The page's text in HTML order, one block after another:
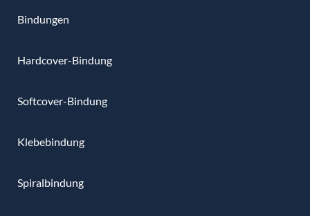
Bindungen
Hardcover-Bindung
Softcover-Bindung
Klebebindung
Spiralbindung